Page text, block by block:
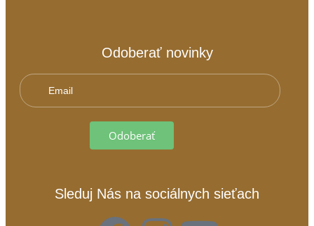
Odoberať novinky
Odoberať
Sleduj Nás na sociálnych sieťach